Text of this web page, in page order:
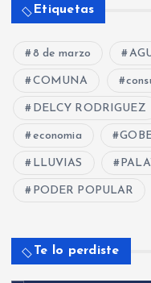
Etiquetas
8 de marzo
COMUNA
DELCY RODRIGUEZ
economia
LLUVIAS
PODER POPULAR
Te lo perdiste